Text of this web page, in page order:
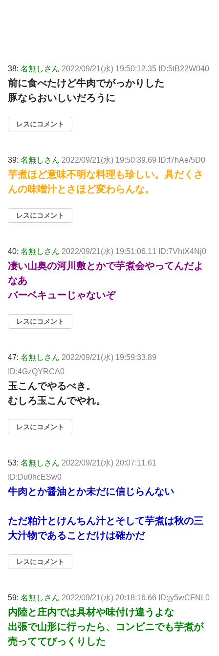
38: 名無しさん 2022/09/21(水) 19:50:12.35 ID:5tB22W040
前に食べたけど牛肉でがっかりした
豚ならおいしいだろうに
レスにコメント
39: 名無しさん 2022/09/21(水) 19:50:39.69 ID:f7hAe/5D0
芋煮ほど意味不明な料理も珍しい。具だくさ
んの味噌汁とさほど変わらんな。
レスにコメント
40: 名無しさん 2022/09/21(水) 19:51:06.11 ID:7VhtX4Nj0
凄い山奥の河川敷とかで芋煮会やってんだよ
なあ
バーベキューじゃないぞ
レスにコメント
47: 名無しさん 2022/09/21(水) 19:59:33.89
ID:4GzQYRCA0
玉こんでやるべき。
むしろ玉こんでやれ。
レスにコメント
53: 名無しさん 2022/09/21(水) 20:07:11.61
ID:Du0hcESw0
牛肉とか醤油とか未だに信じらんない
ただ粕汁とけんちん汁とそして芋煮は秋の三
大汁物であることだけは確かだ
レスにコメント
59: 名無しさん 2022/09/21(水) 20:18:16.66 ID:jy5wCFNL0
内陸と庄内では具材や味付け違うよな
出張で山形に行ったら、コンビニでも芋煮が
売っててびっくりした